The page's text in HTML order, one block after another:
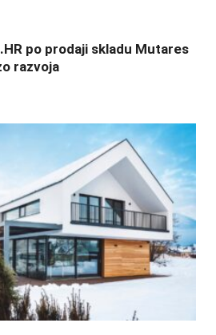
po prodaji skladu Mutares
razvoja